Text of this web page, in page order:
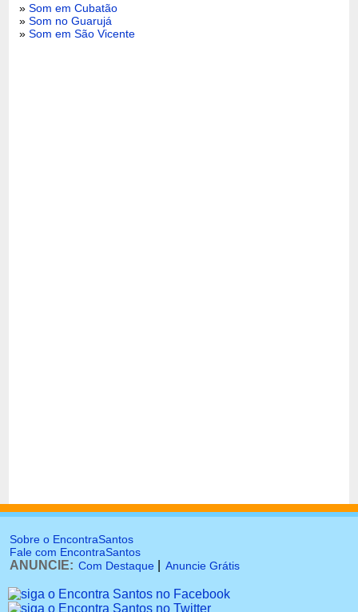
»Som em Cubatão
»Som no Guarujá
»Som em São Vicente
Sobre o EncontraSantos
Fale com EncontraSantos
ANUNCIE: Com Destaque Anuncie Grátis